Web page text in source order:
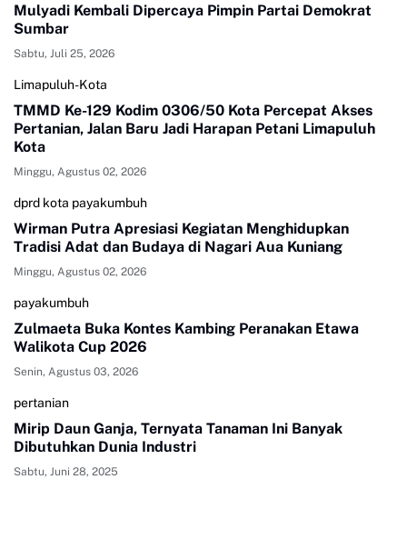
Mulyadi Kembali Dipercaya Pimpin Partai Demokrat
Sumbar
Sabtu, Juli 25, 2026
Limapuluh-Kota
TMMD Ke-129 Kodim 0306/50 Kota Percepat Akses
Pertanian, Jalan Baru Jadi Harapan Petani Limapuluh
Kota
Minggu, Agustus 02, 2026
dprd kota payakumbuh
Wirman Putra Apresiasi Kegiatan Menghidupkan
Tradisi Adat dan Budaya di Nagari Aua Kuniang
Minggu, Agustus 02, 2026
payakumbuh
Zulmaeta Buka Kontes Kambing Peranakan Etawa
Walikota Cup 2026
Senin, Agustus 03, 2026
pertanian
Mirip Daun Ganja, Ternyata Tanaman Ini Banyak
Dibutuhkan Dunia Industri
Sabtu, Juni 28, 2025